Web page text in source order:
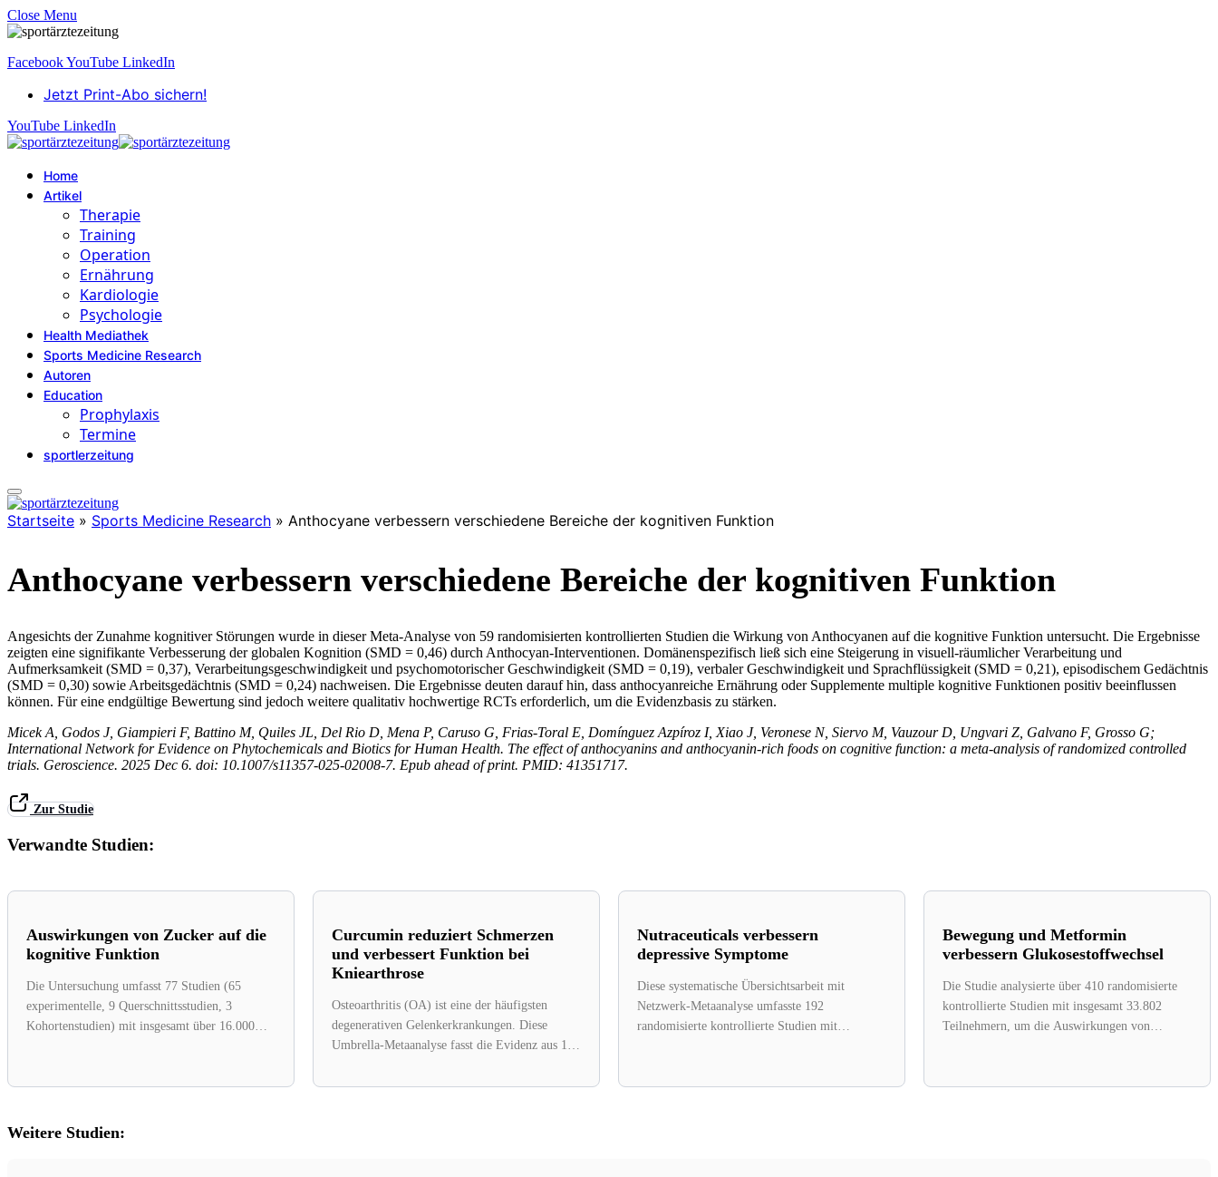
Close Menu
FacebookYouTube LinkedIn
Jetzt Print-Abo sichern!
YouTube LinkedIn
Home
Artikel
Therapie
Training
Operation
Ernährung
Kardiologie
Psychologie
Health Mediathek
Sports Medicine Research
Autoren
Education
Prophylaxis
Termine
sportlerzeitung
Startseite » Sports Medicine Research » Anthocyane verbessern verschiedene Bereiche der kognitiven Funktion
Anthocyane verbessern verschiedene Bereiche der kognitiven Funktion
Angesichts der Zunahme kognitiver Störungen wurde in dieser Meta-Analyse von 59 randomisierten kontrollierten Studien die Wirkung von Anthocyanen auf die kognitive Funktion untersucht. Die Ergebnisse
zeigten eine signifikante Verbesserung der globalen Kognition (SMD = 0,46) durch Anthocyan-Interventionen. Domänenspezifisch ließ sich eine Steigerung in visuell-räumlicher Verarbeitung und
Aufmerksamkeit (SMD = 0,37), Verarbeitungsgeschwindigkeit und psychomotorischer Geschwindigkeit (SMD = 0,19), verbaler Geschwindigkeit und Sprachflüssigkeit (SMD = 0,21), episodischem Gedächtnis
(SMD = 0,30) sowie Arbeitsgedächtnis (SMD = 0,24) nachweisen. Die Ergebnisse deuten darauf hin, dass anthocyanreiche Ernährung oder Supplemente multiple kognitive Funktionen positiv beeinflussen
können. Für eine endgültige Bewertung sind jedoch weitere qualitativ hochwertige RCTs erforderlich, um die Evidenzbasis zu stärken.
Micek A, Godos J, Giampieri F, Battino M, Quiles JL, Del Rio D, Mena P, Caruso G, Frias-Toral E, Domínguez Azpíroz I, Xiao J, Veronese N, Siervo M, Vauzour D, Ungvari Z, Galvano F, Grosso G;
International Network for Evidence on Phytochemicals and Biotics for Human Health. The effect of anthocyanins and anthocyanin-rich foods on cognitive function: a meta-analysis of randomized controlled
trials. Geroscience. 2025 Dec 6. doi: 10.1007/s11357-025-02008-7. Epub ahead of print. PMID: 41351717.
Zur Studie
Verwandte Studien:
Auswirkungen von Zucker auf die
kognitive Funktion
Die Untersuchung umfasst 77 Studien (65
experimentelle, 9 Querschnittsstudien, 3
Kohortenstudien) mit insgesamt über 16.000
Curcumin reduziert Schmerzen
und verbessert Funktion bei
Kniearthrose
Osteoarthritis (OA) ist eine der häufigsten
degenerativen Gelenkerkrankungen. Diese
Umbrella-Metaanalyse fasst die Evidenz aus 11
Studien zusammen,...
Nutraceuticals verbessern
depressive Symptome
Diese systematische Übersichtsarbeit mit
Netzwerk-Metaanalyse umfasste 192
randomisierte kontrollierte Studien mit
Bewegung und Metformin
verbessern Glukosestoffwechsel
Die Studie analysierte über 410 randomisierte
kontrollierte Studien mit insgesamt 33.802
Teilnehmern, um die Auswirkungen von
Weitere Studien: